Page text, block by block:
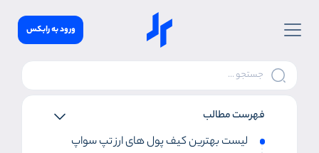
ورود به رابکس
فهرست مطالب
لیست بهترین کیف پول‌ های ارز تپ سواپ